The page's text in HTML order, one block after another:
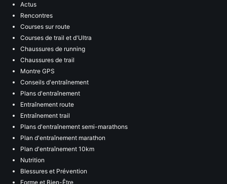
Actus
Rencontres
Courses sur route
Courses de trail et d'Ultra
Chaussures de running
Chaussures de trail
Montre GPS
Conseils d'entraînement
Plans d'entraînement
Entraînement route
Entraînement trail
Plans d'entraînement semi-marathons
Plan d'entraînement marathon
Plan d'entraînement 10km
Nutrition
Blessures et Prévention
Forme et Bien-Être